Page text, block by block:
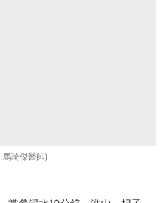
琦傑醫師